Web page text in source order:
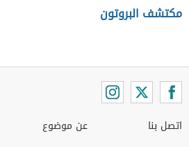
مكتشف البروتون
اتصل بنا
عن موضوع